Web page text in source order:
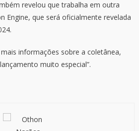
revelou que trabalha em outra
Engine, que será oficialmente revelada
informações sobre a coletânea,
muito especial”.